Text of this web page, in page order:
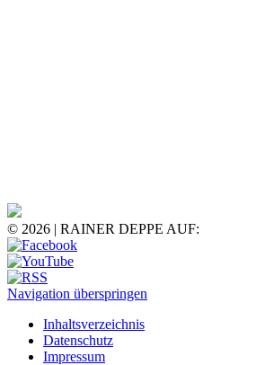
© 2026 | RAINER DEPPE AUF:
Navigation überspringen
Inhaltsverzeichnis
Datenschutz
Impressum